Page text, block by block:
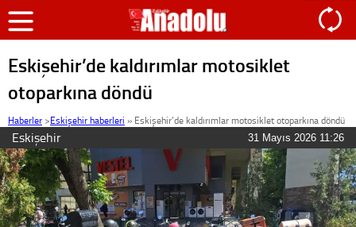
Eskişehir’de kaldırımlar motosiklet
otoparkına döndü
Haberler >Eskişehir haberleri » Eskişehir’de kaldırımlar motosiklet otoparkına döndü
Eskişehir 31 Mayıs 2026 11:26